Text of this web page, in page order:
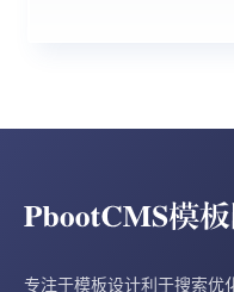
专注于模板设计利于搜索优